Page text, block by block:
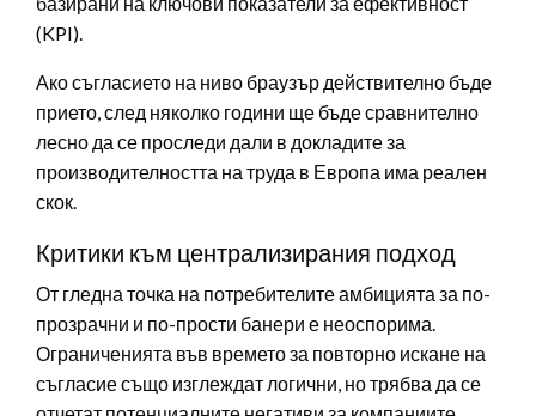
(KPI).
Ако съгласието на ниво браузър действително бъде
прието, след няколко години ще бъде сравнително
лесно да се проследи дали в докладите за
производителността на труда в Европа има реален
скок.
Критики към централизирания подход
От гледна точка на потребителите амбицията за по-
прозрачни и по-прости банери е неоспорима.
Ограниченията във времето за повторно искане на
съгласие също изглеждат логични, но трябва да се